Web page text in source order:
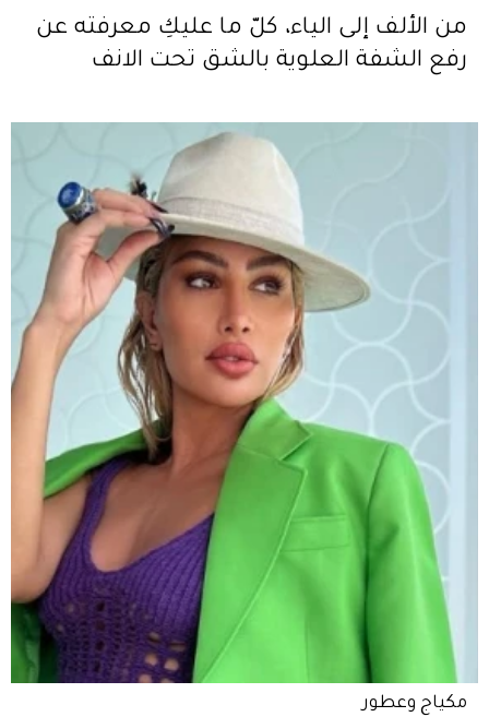
من الألف إلى الياء، كلّ ما عليكِ معرفته عن
رفع الشفة العلوية بالشق تحت الانف
مكياج وعطور